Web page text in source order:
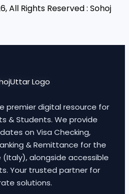
All Rights Reserved : Sohoj
premier digital resource for
& Students. We provide
on Visa Checking,
& Remittance for the
(Italy), alongside accessible
Your trusted partner for
solutions.